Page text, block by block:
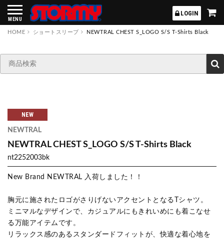
MENU
LOGIN
HOME ショートスリーブ NEWTRAL CHEST S_LOGO S/S T-Shirts Black
NEW
NEWTRAL
NEWTRAL CHEST S_LOGO S/S T-Shirts Black
nt2252003bk
New Brand NEWTRAL 入荷しました！！
胸元に施されたロゴがさりげないアクセントとなるTシャツ。
ミニマルなデザインで、カジュアルにもきれいめにも着こなせ
る万能アイテムです。
リラックス感のあるスタンダードフィットが、快適な着心地を